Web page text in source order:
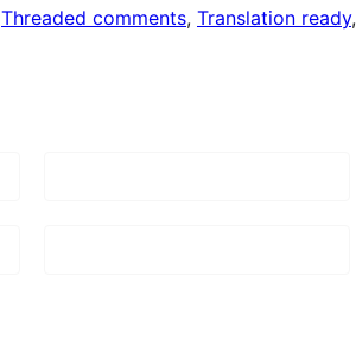
Threaded comments, Translation ready,